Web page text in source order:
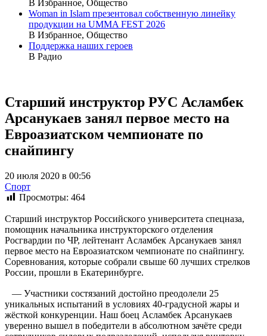
В Избранное, Общество
Woman in Islam презентовал собственную линейку
продукции на UMMA FEST 2026
В Избранное, Общество
Поддержка наших героев
В Радио
Старший инструктор РУС Асламбек
Арсанукаев занял первое место на
Евроазиатском чемпионате по
снайпингу
20 июля 2020 в 00:56
Спорт
Просмотры: 464
Старший инструктор Российского университета спецназа,
помощник начальника инструкторского отделения
Росгвардии по ЧР, лейтенант Асламбек Арсанукаев занял
первое место на Евроазиатском чемпионате по снайпингу.
Соревнования, которые собрали свыше 60 лучших стрелков
России, прошли в Екатеринбурге.
— Участники состязаний достойно преодолели 25
уникальных испытаний в условиях 40-градусной жары и
жёсткой конкуренции. Наш боец Асламбек Арсанукаев
уверенно вышел в победители в абсолютном зачёте среди